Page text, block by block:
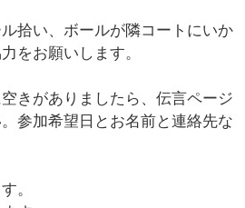
拾い、ボールが隣コートにいか
をお願いします。
きがありましたら、伝言ページ
参加希望日とお名前と連絡先な
。